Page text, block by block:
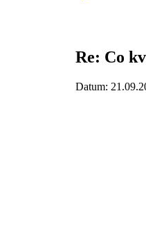
Re: Co
Datum: